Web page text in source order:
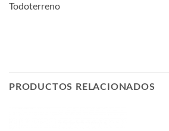
Todoterreno
PRODUCTOS RELACIONADOS